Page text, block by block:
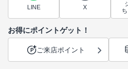
LINE X
お得にポイントゲット！
ご来店ポイント